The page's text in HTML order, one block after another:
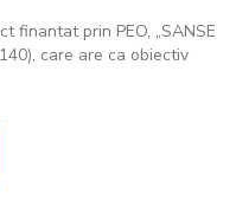
finantat prin PEO, „SANSE
care are ca obiectiv